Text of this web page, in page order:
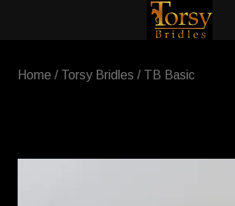
Home / Torsy Bridles / TB Basic